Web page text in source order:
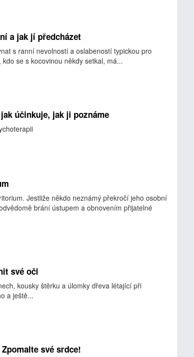
a jak jí předcházet
s ranní nevolností a oslabeností typickou pro
se s kocovinou někdy setkal, má...
účinkuje, jak ji poznáme
Jestliže někdo neznámý překročí jeho osobní
brání ústupem a obnovením přijatelné
své oči
kousky štěrku a úlomky dřeva létající při
a ještě...
své srdce!